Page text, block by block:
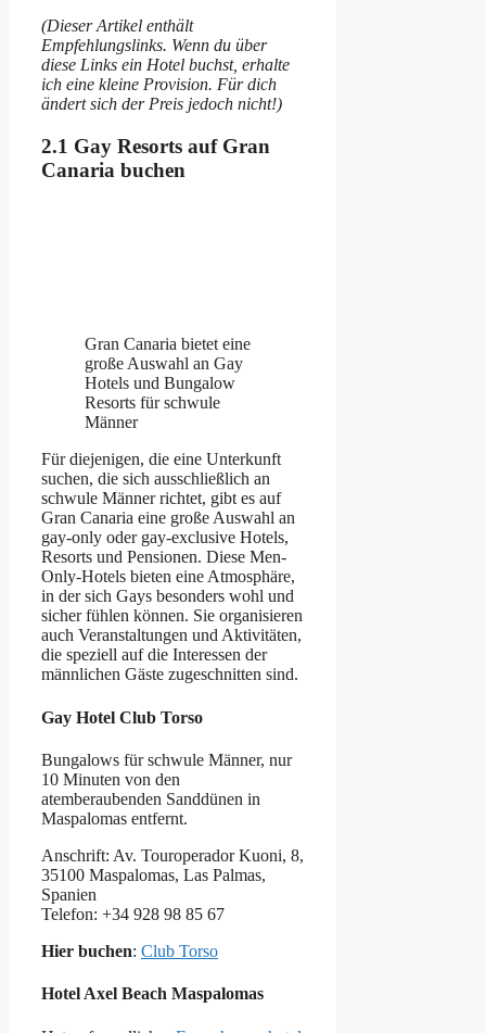
(Dieser Artikel enthält
Empfehlungslinks. Wenn du über
diese Links ein Hotel buchst, erhalte
ich eine kleine Provision. Für dich
ändert sich der Preis jedoch nicht!)
2.1 Gay Resorts auf Gran
Canaria buchen
Gran Canaria bietet eine
große Auswahl an Gay
Hotels und Bungalow
Resorts für schwule
Männer
Für diejenigen, die eine Unterkunft
suchen, die sich ausschließlich an
schwule Männer richtet, gibt es auf
Gran Canaria eine große Auswahl an
gay-only oder gay-exclusive Hotels,
Resorts und Pensionen. Diese Men-
Only-Hotels bieten eine Atmosphäre,
in der sich Gays besonders wohl und
sicher fühlen können. Sie organisieren
auch Veranstaltungen und Aktivitäten,
die speziell auf die Interessen der
männlichen Gäste zugeschnitten sind.
Gay Hotel Club Torso
Bungalows für schwule Männer, nur
10 Minuten von den
atemberaubenden Sanddünen in
Maspalomas entfernt.
Anschrift: Av. Touroperador Kuoni, 8,
35100 Maspalomas, Las Palmas,
Spanien
Telefon: +34 928 98 85 67
Hier buchen: Club Torso
Hotel Axel Beach Maspalomas